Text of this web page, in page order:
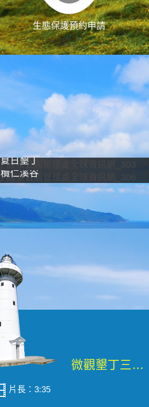
生態保護預約申請
夏日墾丁
欖仁溪谷
微觀墾丁三部曲 重生....
片長：3:35